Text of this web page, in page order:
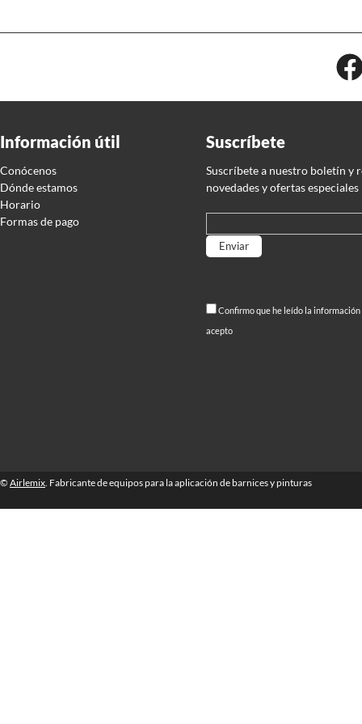
Información útil
Conócenos
Dónde estamos
Horario
Formas de pago
Suscríbete
Suscríbete a nuestro boletín y
novedades y ofertas especiales
Confirmo que he leído la
acepto
© Airlemix. Fabricante de equipos para la aplicación de barnices y pinturas